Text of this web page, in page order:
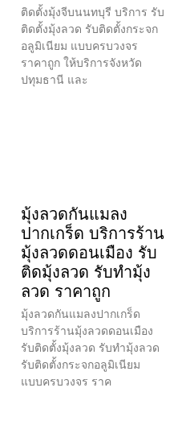
ติดตั้งมุ้งจีบนนทบุรี บริการ รับ
ติดตั้งมุ้งลวด รับติดตั้งกระจก
อลูมิเนียม แบบครบวงจร
ราคาถูก ให้บริการจังหวัด
ปทุมธานี และ
มุ้งลวดกันแมลง
ปากเกร็ด บริการร้าน
มุ้งลวดดอนเมือง รับ
ติดมุ้งลวด รับทำมุ้ง
ลวด ราคาถูก
มุ้งลวดกันแมลงปากเกร็ด
บริการร้านมุ้งลวดดอนเมือง
รับติดตั้งมุ้งลวด รับทำมุ้งลวด
รับติดตั้งกระจกอลูมิเนียม
แบบครบวงจร ราค